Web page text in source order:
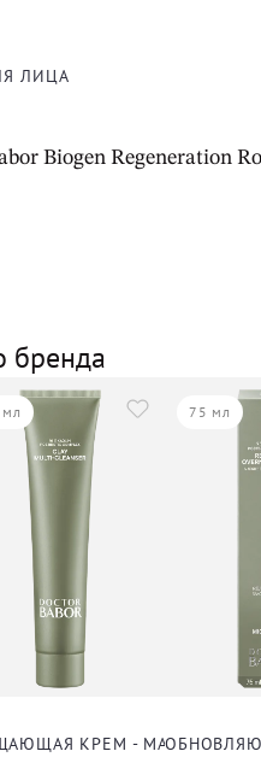
ЛИЦА
Biogen Regeneration
бренда
ЛИЦАКРЕМ - МАСКА С
75 мл